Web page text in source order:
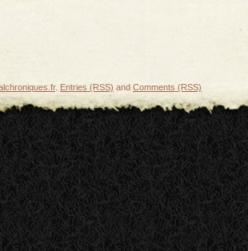
. Entries (RSS) and Comments (RSS)